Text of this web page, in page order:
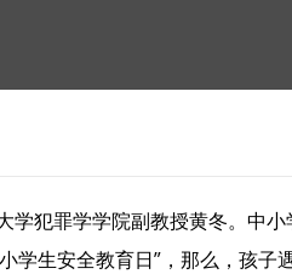
学犯罪学学院副教授黄冬。中
学生安全教育日”，那么，孩